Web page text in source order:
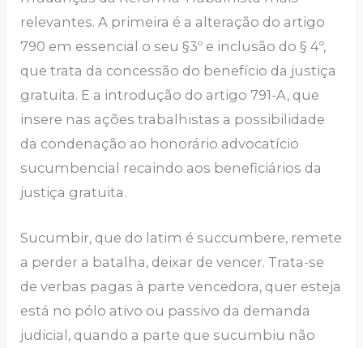
relevantes. A primeira é a alteração do artigo
790 em essencial o seu §3º e inclusão do § 4º,
que trata da concessão do benefício da justiça
gratuita. E a introdução do artigo 791-A, que
insere nas ações trabalhistas a possibilidade
da condenação ao honorário advocatício
sucumbencial recaindo aos beneficiários da
justiça gratuita.
Sucumbir, que do latim é succumbere, remete
a perder a batalha, deixar de vencer. Trata-se
de verbas pagas à parte vencedora, quer esteja
está no pólo ativo ou passivo da demanda
judicial, quando a parte que sucumbiu não